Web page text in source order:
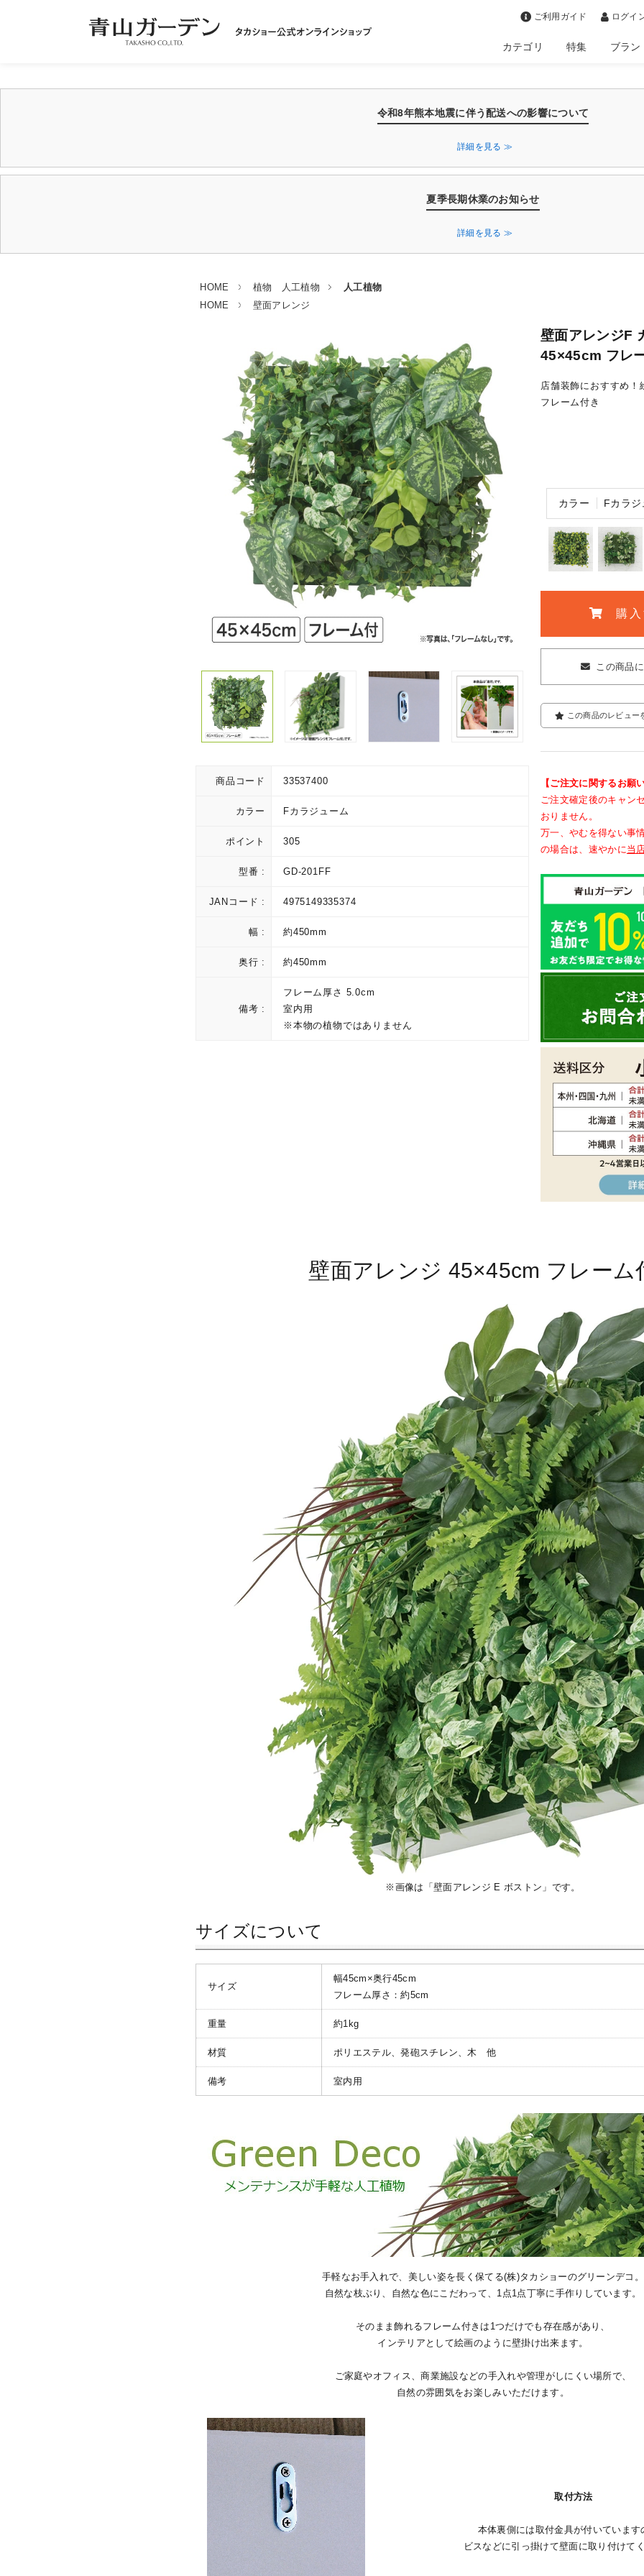
ご利用ガイド ログイ
カテゴリ 特集 ブラン
令和8年熊本地震に伴う配送への影響について
詳細を見る ≫
夏季長期休業のお知らせ
詳細を見る ≫
HOME 植物 人工植物
人工植物
HOME
壁面アレンジ
壁面アレンジF
45×45cm フレ
店舗装飾におすすめ
フレーム付き
カラー Fカラ
購
この商品
この商品のレビュー
【ご注文に関するお願
ご注文確定後のキャン
おりません。
万一、やむを得ない事
の場合は、速やかに当
商品コード 33537400
カラー Fカラジューム
ポイント 305
型番 : GD-201FF
JANコード : 4975149335374
幅 : 約450mm
奥行 : 約450mm
備考 :
フレーム厚さ 5.0cm
室内用
※本物の植物ではありません
壁面アレンジ 45×45cm フレーム
※画像は「壁面アレンジ E ボストン」です。
サイズについて
サイズ
幅45cm×奥行45cm
フレーム厚さ：約5cm
重量 約1kg
材質 ポリエステル、発砲スチレン、木 他
備考 室内用
手軽なお手入れで、美しい姿を長く保てる(株)タカショーのグリーンデコ。
自然な枝ぶり、自然な色にこだわって、1点1点丁寧に手作りしています。
そのまま飾れるフレーム付きは1つだけでも存在感があり、
インテリアとして絵画のように壁掛け出来ます。
ご家庭やオフィス、商業施設などの手入れや管理がしにくい場所で、
自然の雰囲気をお楽しみいただけます。
取付方法
本体裏側には取付金具が付いています
ビスなどに引っ掛けて壁面に取り付けて